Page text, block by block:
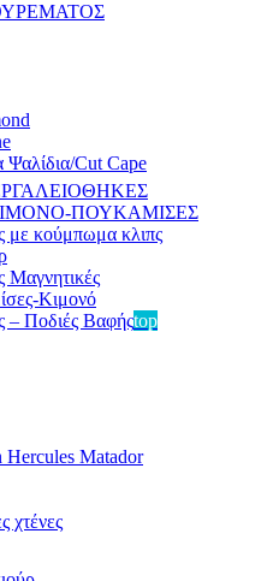
Ψαλίδια/Cut Cape
ΠΟΥΚΑΜΙΣΕΣ
με κούμπωμα κλιπς
Μαγνητικές
Κιμονό
– Ποδιές Βαφήςtop
Hercules Matador
χτένες